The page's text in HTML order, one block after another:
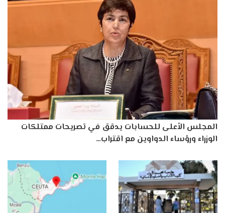
المجلس الأعلى للحسابات يدقق في تصريحات ممتلكات
الوزراء ورؤساء الدواوين مع اقتراب…